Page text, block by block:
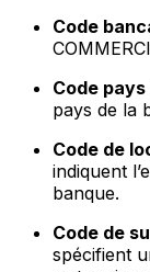
Code
Code pays
pays de la
Code de
indiquent
banque.
Code de
spécifient